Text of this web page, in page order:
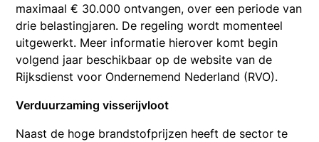
maximaal € 30.000 ontvangen, over een periode van
drie belastingjaren. De regeling wordt momenteel
uitgewerkt. Meer informatie hierover komt begin
volgend jaar beschikbaar op de website van de
Rijksdienst voor Ondernemend Nederland (RVO).
Verduurzaming visserijvloot
Naast de hoge brandstofprijzen heeft de sector te